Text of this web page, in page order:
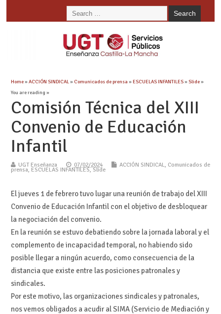
Home»ACCIÓN SINDICAL» Comunicados de prensa »ESCUELAS INFANTILES»Slide»
You are reading »
Comisión Técnica del XIII
Convenio de Educación
Infantil
UGT Enseñanza 07/02/2024 ACCIÓN SINDICAL, Comunicados de
prensa, ESCUELAS INFANTILES,Slide
El jueves 1 de febrero tuvo lugar una reunión de trabajo del XIII
Convenio de Educación Infantil con el objetivo de desbloquear
la negociación del convenio.
En la reunión se estuvo debatiendo sobre la jornada laboral y el
complemento de incapacidad temporal, no habiendo sido
posible llegar a ningún acuerdo, como consecuencia de la
distancia que existe entre las posiciones patronales y
sindicales.
Por este motivo, las organizaciones sindicales y patronales,
nos vemos obligados a acudir al SIMA (Servicio de Mediación y